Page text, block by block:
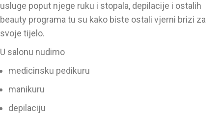
usluge poput njege ruku i stopala, depilacije i ostalih
beauty programa tu su kako biste ostali vjerni brizi za
svoje tijelo.
U salonu nudimo
medicinsku pedikuru
manikuru
depilaciju